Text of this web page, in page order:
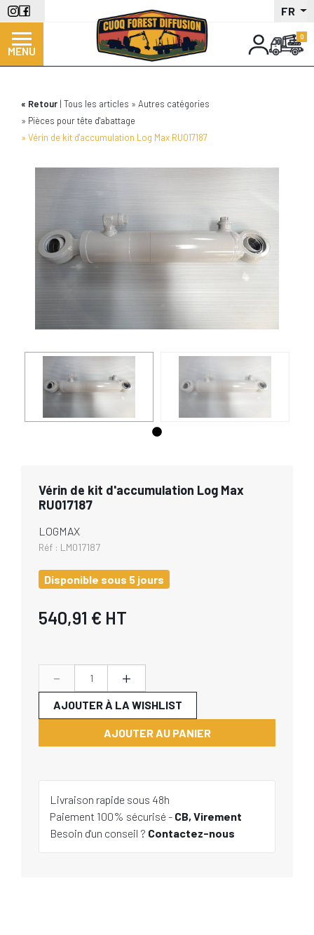
Aller
au
contenu
principal
FR
MENU
Retour Tous les articles
Autres catégories
Pièces pour tête d'abattage
Vérin de kit d'accumulation Log Max RU017187
Vérin de kit d'accumulation Log Max
RU017187
LOGMAX
Réf : LM017187
Disponible sous 5 jours
540,91 € HT
- +
AJOUTER AU PANIER
AJOUTER À LA WISHLIST
Livraison rapide sous 48h
Paiement 100% sécurisé - CB, Virement
Besoin d'un conseil ? Contactez-nous